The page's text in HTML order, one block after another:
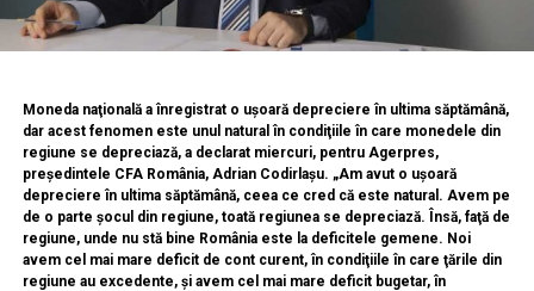
Moneda naţională a înregistrat o uşoară depreciere în ultima săptămână,
dar acest fenomen este unul natural în condiţiile în care monedele din
regiune se depreciază, a declarat miercuri, pentru Agerpres,
preşedintele CFA România, Adrian Codirlaşu. „Am avut o uşoară
depreciere în ultima săptămână, ceea ce cred că este natural. Avem pe
de o parte şocul din regiune, toată regiunea se depreciază. Însă, faţă de
regiune, unde nu stă bine România este la deficitele gemene. Noi
avem cel mai mare deficit de cont curent, în condiţiile în care ţările din
regiune au excedente, şi avem cel mai mare deficit bugetar, în